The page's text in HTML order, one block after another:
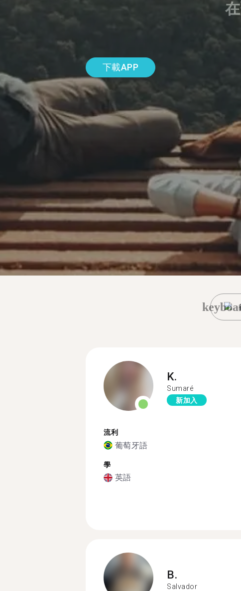
下載APP
K.
Sumaré
新加入
流利
葡萄牙語
學
英語
B.
Salvador